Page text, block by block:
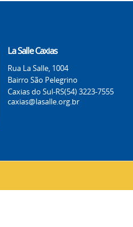
La Salle Caxias
Rua La Salle, 1004
Bairro São Pelegrino
Caxias do Sul-RS(54) 3223-7555
caxias@lasalle.org.br